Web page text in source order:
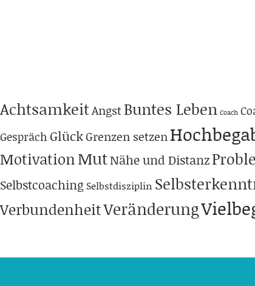
AchtsamkeitAngstBuntes Leben Coach
Gespräch GlückGrenzen setzen
MotivationMutNähe und Distanz
Selbstcoaching Selbstdisziplin
VerbundenheitVeränderung